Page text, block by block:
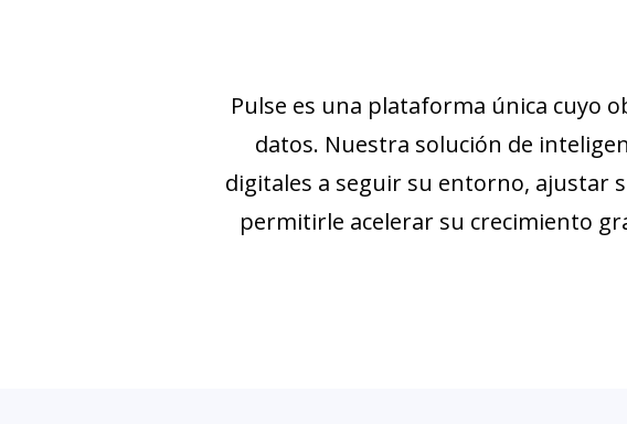
Pulse es una plataforma única cuyo
datos. Nuestra solución de
digitales a seguir su entorno, ajustar
permitirle acelerar su crecimiento